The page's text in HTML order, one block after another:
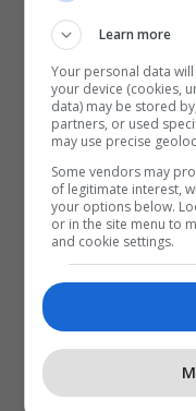
Learn more
Your personal data
your device (cookies,
data) may be stored
partners, or used
may use precise
Some vendors may
of legitimate interest,
your options below.
or in the site menu to
and cookie settings.